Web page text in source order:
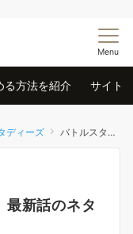
Menu
る方法を紹介 サイト
ディーズ バトルスタディーズ【192話】最新話のネタバレ「悪い予感」の感想
新話のネタ